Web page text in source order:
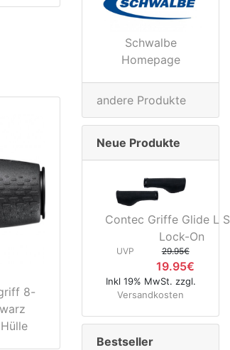
8-
Schwalbe
Homepage
andere Produkte
Neue Produkte
Contec Griffe Glide L
Lock-On
UVP 29.95€
19.95€
Inkl 19% MwSt. zzgl.
Versandkosten
Bestseller